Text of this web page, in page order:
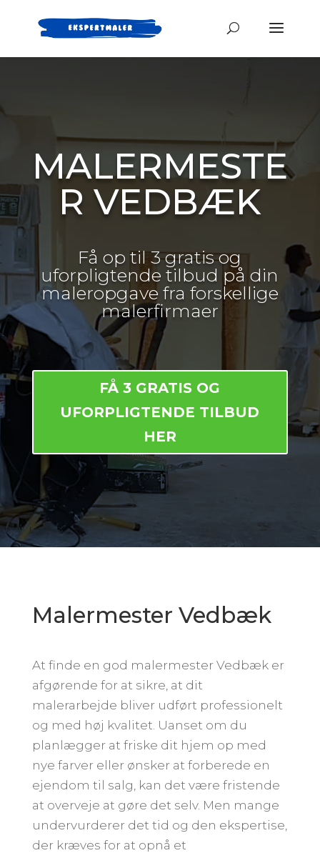
MALERMESTE
R VEDBÆK
Få op til 3 gratis og
uforpligtende tilbud på din
maleropgave fra forskellige
malerfirmaer
FÅ 3 GRATIS OG
UFORPLIGTENDE TILBUD
HER
Malermester Vedbæk
At finde en god malermester Vedbæk er
afgørende for at sikre, at dit
malerarbejde bliver udført professionelt
og med høj kvalitet. Uanset om du
planlægger at friske dit hjem op med
nye farver eller ønsker at forberede en
ejendom til salg, kan det være fristende
at overveje at gøre det selv. Men mange
undervurderer det tid og den ekspertise,
der kræves for at opnå et